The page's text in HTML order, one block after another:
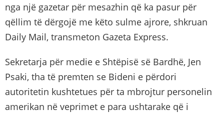
nga një gazetar për mesazhin që ka pasur për
qëllim të dërgojë me këto sulme ajrore, shkruan
Daily Mail, transmeton Gazeta Express.
Sekretarja për medie e Shtëpisë së Bardhë, Jen
Psaki, tha të premten se Bideni e përdori
autoritetin kushtetues për ta mbrojtur personelin
amerikan në veprimet e para ushtarake që i